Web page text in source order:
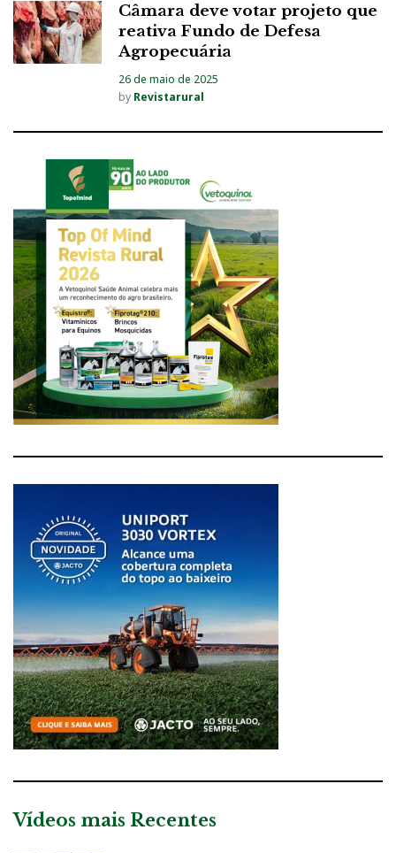
Câmara deve votar projeto que
reativa Fundo de Defesa
Agropecuária
26 de maio de 2025
by Revistarural
Vídeos mais Recentes